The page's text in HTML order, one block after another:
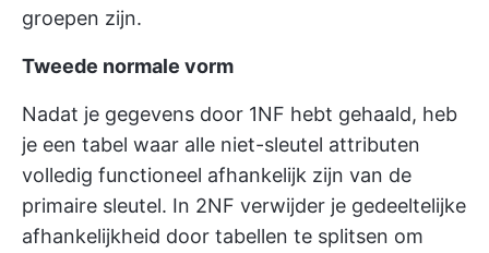
groepen zijn.
Tweede normale vorm
Nadat je gegevens door 1NF hebt gehaald, heb
je een tabel waar alle niet-sleutel attributen
volledig functioneel afhankelijk zijn van de
primaire sleutel. In 2NF verwijder je gedeeltelijke
afhankelijkheid door tabellen te splitsen om